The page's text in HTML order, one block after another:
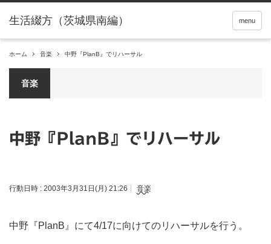
menu
ホーム 音楽 中野『PlanB』でリハーサル
音楽
中野『PlanB』でリハーサル
行動日時 : 2003年3月31日(月) 21:26 音楽
中野『PlanB』にて4/17に向けてのリハーサルを行う。